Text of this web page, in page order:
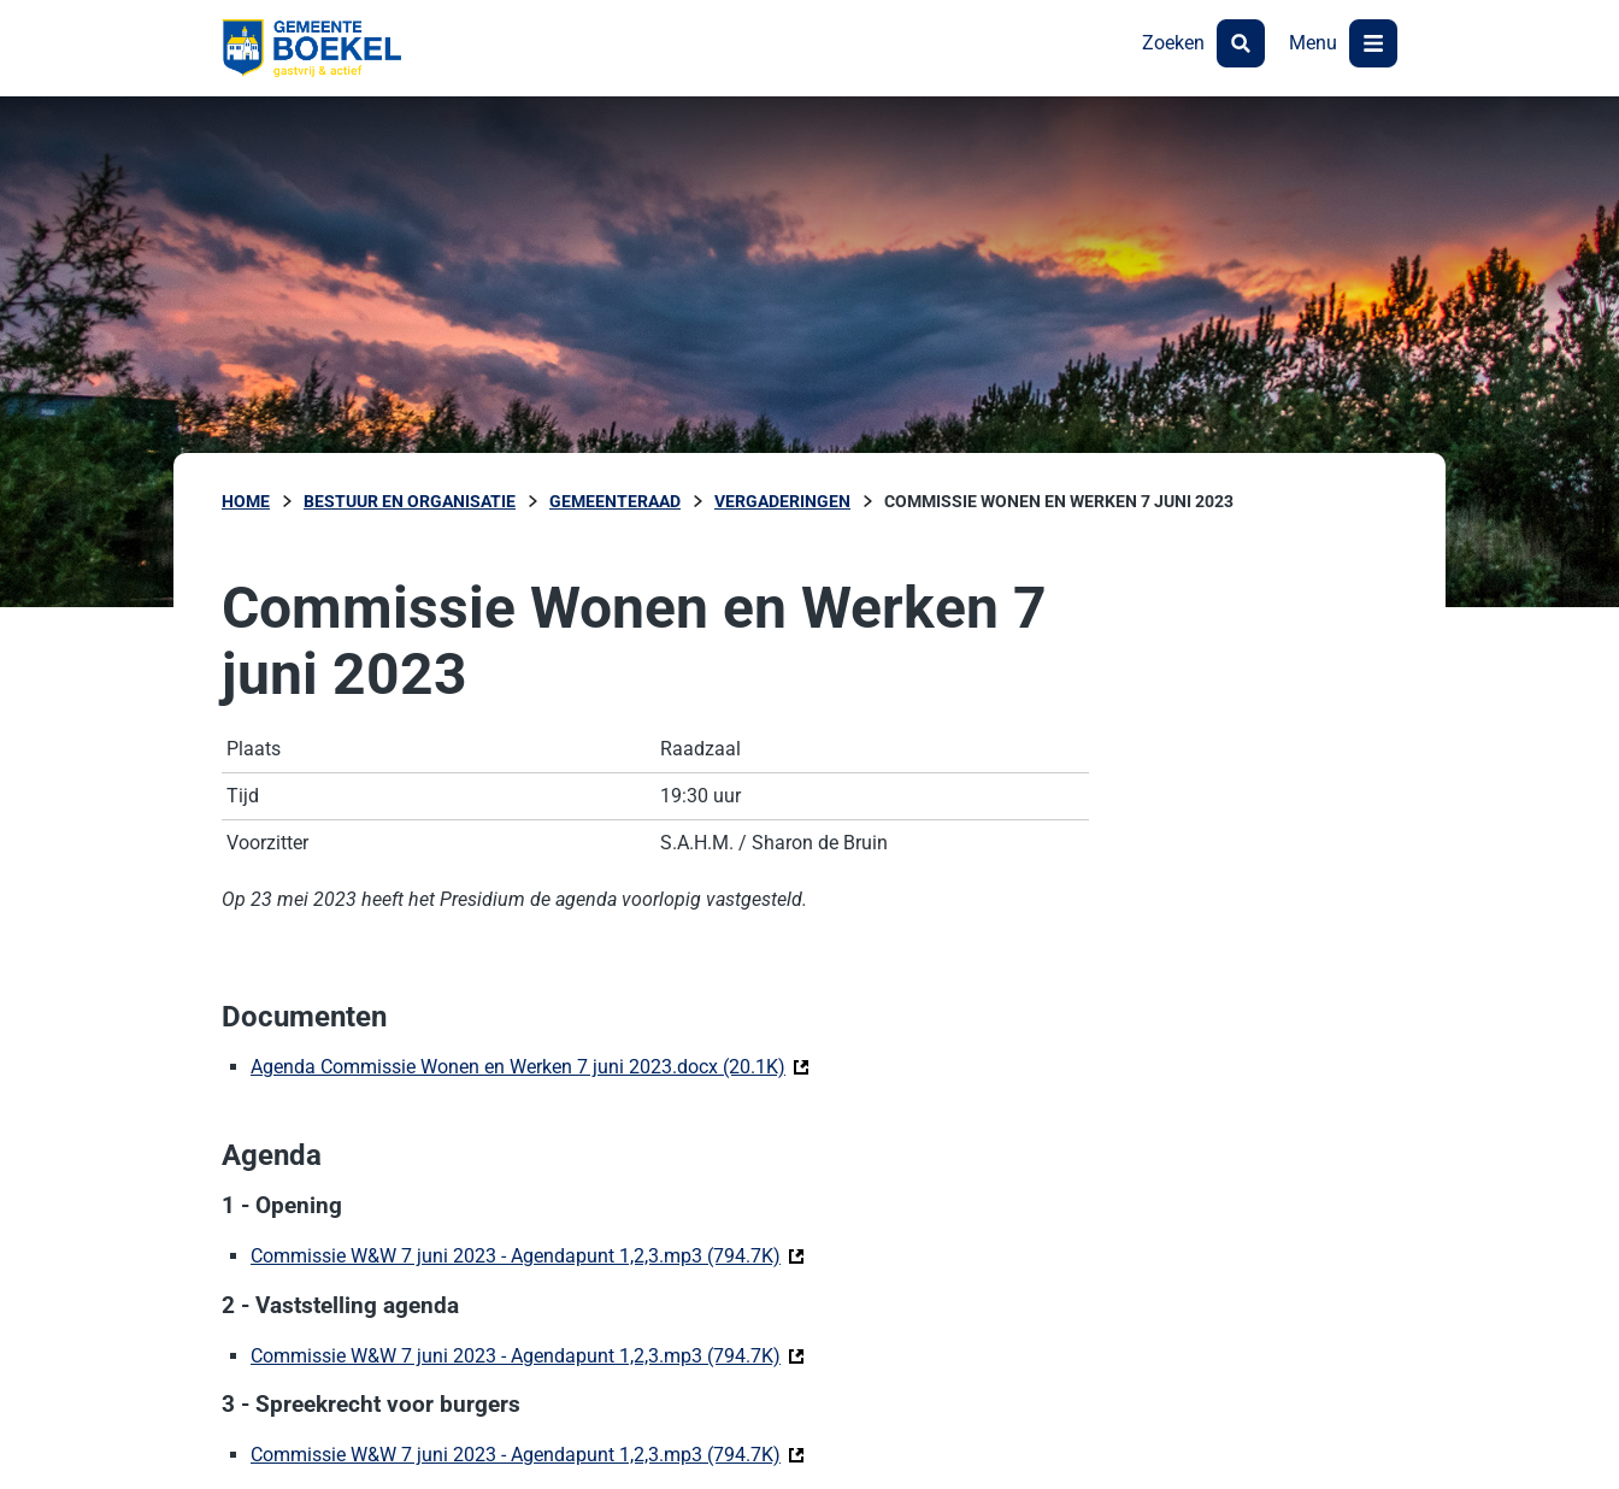
Zoeken Menu
HOME BESTUUR EN ORGANISATIE GEMEENTERAAD VERGADERINGEN COMMISSIE WONEN EN WERKEN 7 JUNI 2023
Commissie Wonen en Werken 7
juni 2023
Plaats Raadzaal
Tijd 19:30 uur
Voorzitter S.A.H.M. / Sharon de Bruin
Op 23 mei 2023 heeft het Presidium de agenda voorlopig vastgesteld.
Documenten
Agenda Commissie Wonen en Werken 7 juni 2023.docx (20.1K) (Deze link gaat naar een externe website)
Agenda
1 - Opening
Commissie W&W 7 juni 2023 - Agendapunt 1,2,3.mp3 (794.7K) (Deze link gaat naar een externe website)
2 - Vaststelling agenda
Commissie W&W 7 juni 2023 - Agendapunt 1,2,3.mp3 (794.7K) (Deze link gaat naar een externe website)
3 - Spreekrecht voor burgers
Commissie W&W 7 juni 2023 - Agendapunt 1,2,3.mp3 (794.7K) (Deze link gaat naar een externe website)